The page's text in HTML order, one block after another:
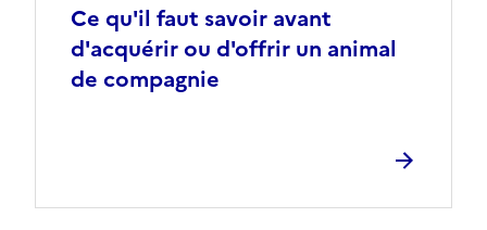
Ce qu'il faut savoir avant
d'acquérir ou d'offrir un animal
de compagnie